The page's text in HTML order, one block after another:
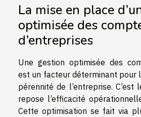
La mise en place
optimisée des
d’entreprises
Une gestion optimisée des
est un facteur déterminant pour
pérennité de l’entreprise.
repose l’efficacité
Cette optimisation se fait via